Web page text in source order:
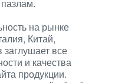
на рынке
Китай,
все
и качества
продукции.